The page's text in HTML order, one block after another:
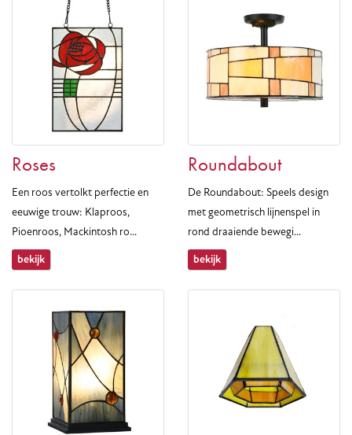
Roses
Een roos vertolkt perfectie en
eeuwige trouw: Klaproos,
Pioenroos, Mackintosh ro...
bekijk
Roundabout
De Roundabout: Speels design
met geometrisch lijnenspel in
rond draaiende bewegi...
bekijk